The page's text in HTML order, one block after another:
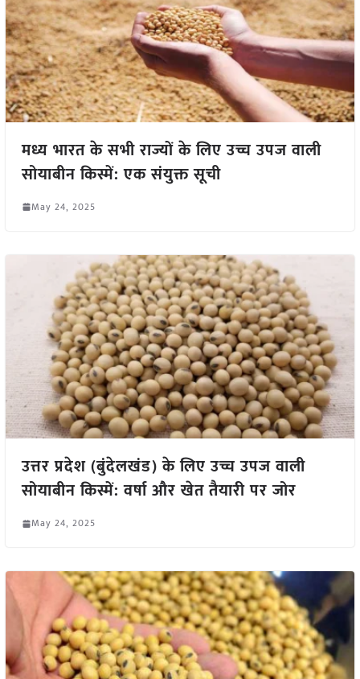
मध्य भारत के सभी राज्यों के लिए उच्च उपज वाली
सोयाबीन किस्में: एक संयुक्त सूची
May 24, 2025
उत्तर प्रदेश (बुंदेलखंड) के लिए उच्च उपज वाली
सोयाबीन किस्में: वर्षा और खेत तैयारी पर जोर
May 24, 2025